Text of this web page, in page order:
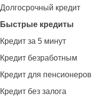
Долгосрочный кредит
Быстрые кредиты
Кредит за 5 минут
Кредит безработным
Кредит для пенсионеров
Кредит без залога